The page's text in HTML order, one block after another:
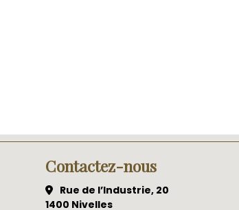
Contactez-nous
Rue de l’Industrie, 20
1400 Nivelles